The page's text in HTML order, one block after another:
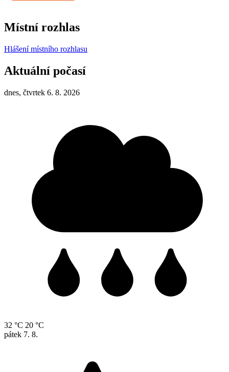
Místní rozhlas
Hlášení místního rozhlasu
Aktuální počasí
dnes, čtvrtek 6. 8. 2026
32 °C 20 °C
pátek 7. 8.